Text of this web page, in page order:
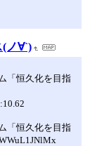
(ノ∀`)
「恒久化を目指
「恒久化を目指